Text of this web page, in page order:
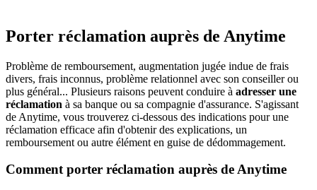
Porter réclamation auprès de Anytime
Problème de remboursement, augmentation jugée indue de frais
divers, frais inconnus, problème relationnel avec son conseiller ou
plus général... Plusieurs raisons peuvent conduire à adresser une
réclamation à sa banque ou sa compagnie d'assurance. S'agissant
de Anytime, vous trouverez ci-dessous des indications pour une
réclamation efficace afin d'obtenir des explications, un
remboursement ou autre élément en guise de dédommagement.
Comment porter réclamation auprès de Anytime